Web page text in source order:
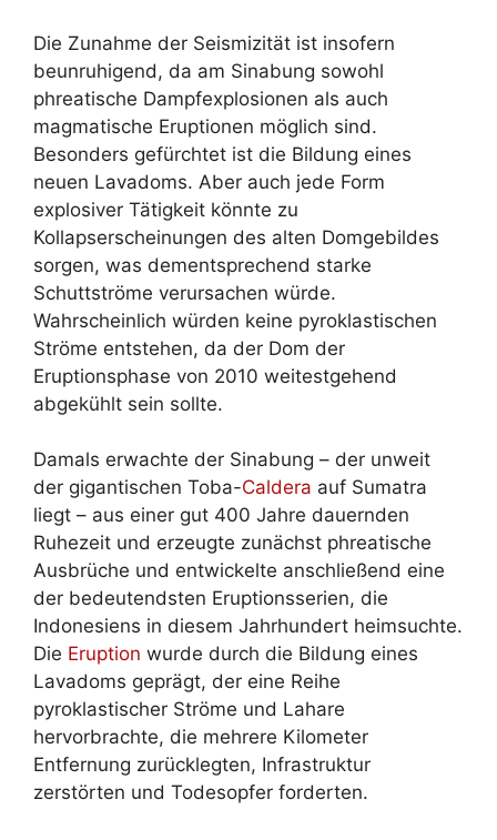
Die Zunahme der Seismizität ist insofern
beunruhigend, da am Sinabung sowohl
phreatische Dampfexplosionen als auch
magmatische Eruptionen möglich sind.
Besonders gefürchtet ist die Bildung eines
neuen Lavadoms. Aber auch jede Form
explosiver Tätigkeit könnte zu
Kollapserscheinungen des alten Domgebildes
sorgen, was dementsprechend starke
Schuttströme verursachen würde.
Wahrscheinlich würden keine pyroklastischen
Ströme entstehen, da der Dom der
Eruptionsphase von 2010 weitestgehend
abgekühlt sein sollte.
Damals erwachte der Sinabung – der unweit
der gigantischen Toba-Caldera auf Sumatra
liegt – aus einer gut 400 Jahre dauernden
Ruhezeit und erzeugte zunächst phreatische
Ausbrüche und entwickelte anschließend eine
der bedeutendsten Eruptionsserien, die
Indonesiens in diesem Jahrhundert heimsuchte.
Die Eruption wurde durch die Bildung eines
Lavadoms geprägt, der eine Reihe
pyroklastischer Ströme und Lahare
hervorbrachte, die mehrere Kilometer
Entfernung zurücklegten, Infrastruktur
zerstörten und Todesopfer forderten.